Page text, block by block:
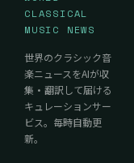
CLASSICAL
MUSIC NEWS
世界のクラシック音
楽ニュースをAIが収
集・翻訳して届ける
キュレーションサー
ビス。毎時自動更
新。